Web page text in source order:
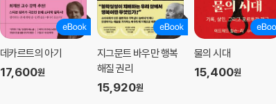
데카르트의 아기
17,600원
지그문트 바우만 행복
해질 권리
15,920원
물의 시대
15,400원